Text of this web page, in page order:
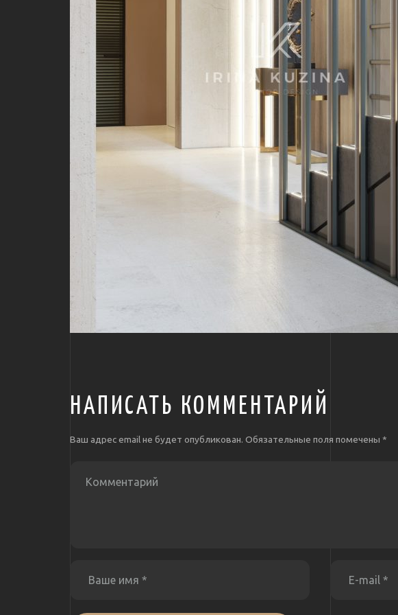
НАПИСАТЬ КОММЕНТАРИЙ
Ваш адрес email не будет опубликован. Обязательные поля помечены *